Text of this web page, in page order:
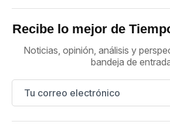
Recibe lo mejor de
Noticias, opinión, análisis y
bandeja de